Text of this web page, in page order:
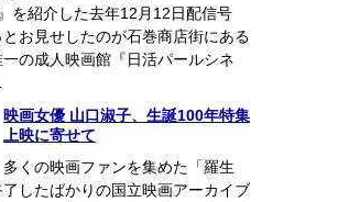
を紹介した去年12月12日配信号
お見せしたのが石巻商店街にある
の成人映画館『日活パールシネ
映画女優 山口淑子、生誕100年特集
上映に寄せて
多くの映画ファンを集めた「羅生
了したばかりの国立映画アーカイブ